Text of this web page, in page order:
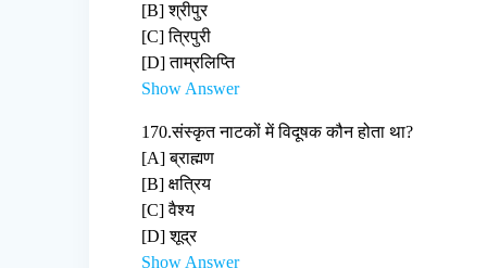
[B] श्रीपुर
[C] त्रिपुरी
[D] ताम्रलिप्ति
Show Answer
170.संस्कृत नाटकों में विदूषक कौन होता था?
[A] ब्राह्मण
[B] क्षत्रिय
[C] वैश्य
[D] शूद्र
Show Answer